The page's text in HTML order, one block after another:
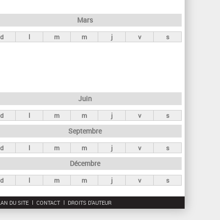
r
c
Mars
d l m m j v s
Juin
d l m m j v s
Septembre
d l m m j v s
Décembre
d l m m j v s
DU SITE CONTACT DROITS D'AUTEUR